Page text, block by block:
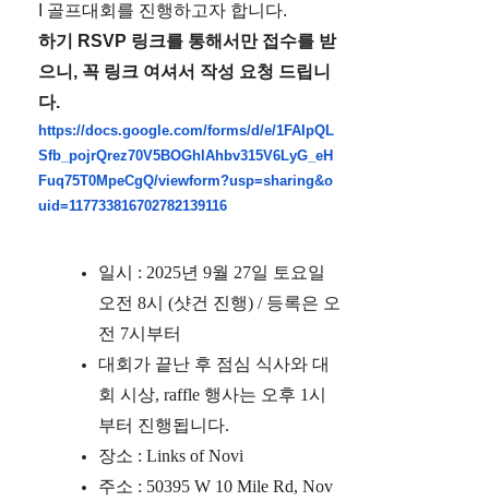
I 골프대회를 진행하고자 합니다.
하기 RSVP 링크를 통해서만 접수를 받
으니, 꼭 링크 여셔서 작성 요청 드립니
다.
https://docs.google.com/forms/d/e/1FAIpQL
Sfb_pojrQrez70V5BOGhlAhbv315V6LyG_eH
Fuq75T0MpeCgQ/viewform?usp=sharing&o
uid=117733816702782139116
일시 : 2025년 9월 27일 토요일
오전 8시 (샷건 진행) / 등록은 오
전 7시부터
대회가 끝난 후 점심 식사와 대
회 시상, raffle 행사는 오후 1시
부터 진행됩니다.
장소 : Links of Novi
주소 : 50395 W 10 Mile Rd, Nov